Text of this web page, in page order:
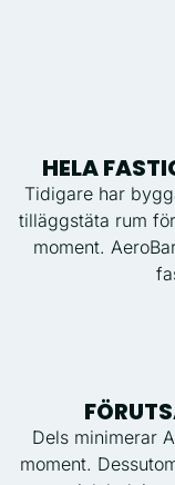
HELA
Tidigare har
tilläggstäta rum
moment.
Dels minimerar
moment.